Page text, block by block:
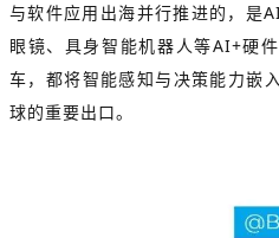
与软件应用出海并行推进的，是
眼镜、具身智能机器人等AI+硬
车，都将智能感知与决策能力嵌
球的重要出口。